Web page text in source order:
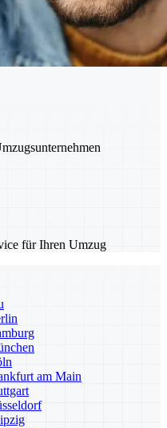
für Ihren Umzug
am Main